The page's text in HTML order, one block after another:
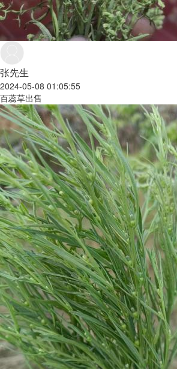
张先生
2024-05-08 01:05:55
百蕊草出售